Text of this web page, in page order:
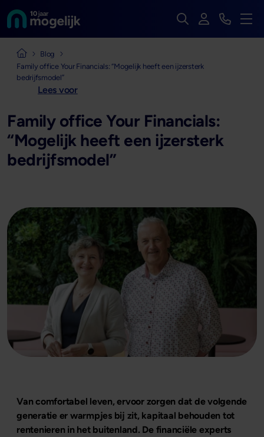
Naar de homepage van Zoek op de hele
InloggenBekijk
Menu
Naar de homepage van Mogelijk Vastgoedfinancieringen
Blog
Family office Your Financials: “Mogelijk heeft een ijzersterk
bedrijfsmodel”
Lees voor
Family office Your Financials:
“Mogelijk heeft een ijzersterk
bedrijfsmodel”
Van comfortabel leven, ervoor zorgen dat de volgende
generatie er warmpjes bij zit, kapitaal behouden tot
rentenieren in het buitenland. De financiële experts